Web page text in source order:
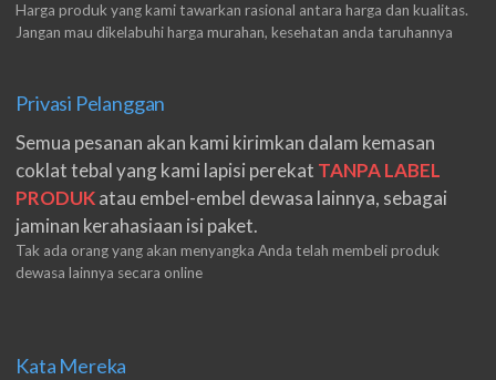
Harga produk yang kami tawarkan rasional antara harga dan kualitas.
Jangan mau dikelabuhi harga murahan, kesehatan anda taruhannya
Privasi Pelanggan
Semua pesanan akan kami kirimkan dalam kemasan
coklat tebal yang kami lapisi perekat TANPA LABEL
PRODUKatau embel-embel dewasa lainnya, sebagai
jaminan kerahasiaan isi paket.
Tak ada orang yang akan menyangka Anda telah membeli produk
dewasa lainnya secara online
Kata Mereka